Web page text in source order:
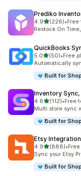
Prediko
4.9เต็ม 5 ดาว
(226)
ทั้งหมด 226 รีวิว
•Free
Restock On
QuickBooks
5.0เต็ม 5 ดาว
(50)
ทั้งหมด 50 รีวิว
•Free
Automatically
Built for
Inventory
4.8เต็ม 5 ดาว
(112)
ทั้งหมด 112 รีวิว
•Free
Multi store sync
Built for
Etsy Integration
4.9เต็ม 5 ดาว
(888)
ทั้งหมด 888 รีวิว
•
Sync your Etsy
Built for